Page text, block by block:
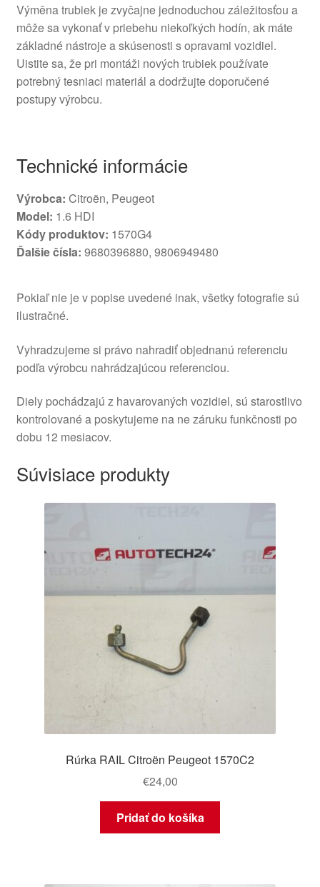
Výměna trubiek je zvyčajne jednoduchou záležitosťou a
môže sa vykonať v priebehu niekoľkých hodín, ak máte
základné nástroje a skúsenosti s opravami vozidiel.
Uistite sa, že pri montáži nových trubiek používate
potrebný tesniaci materiál a dodržujte doporučené
postupy výrobcu.
Technické informácie
Výrobca: Citroën, Peugeot
Model: 1.6 HDI
Kódy produktov: 1570G4
Ďalšie čísla: 9680396880, 9806949480
Pokiaľ nie je v popise uvedené inak, všetky fotografie sú
ilustračné.
Vyhradzujeme si právo nahradiť objednanú referenciu
podľa výrobcu nahrádzajúcou referenciou.
Diely pochádzajú z havarovaných vozidiel, sú starostlivo
kontrolované a poskytujeme na ne záruku funkčnosti po
dobu 12 mesiacov.
Súvisiace produkty
Rúrka RAIL Citroën Peugeot 1570C2
€24,00
Pridať do košíka